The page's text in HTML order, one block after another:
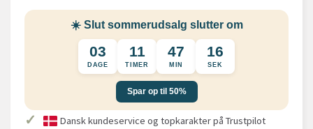
☀️ Slut sommerudsalg slutter om
03
DAGE
11
TIMER
47
MIN
15
SEK
Spar op til 50%
✓ Dansk kundeservice og topkarakter på Trustpilot